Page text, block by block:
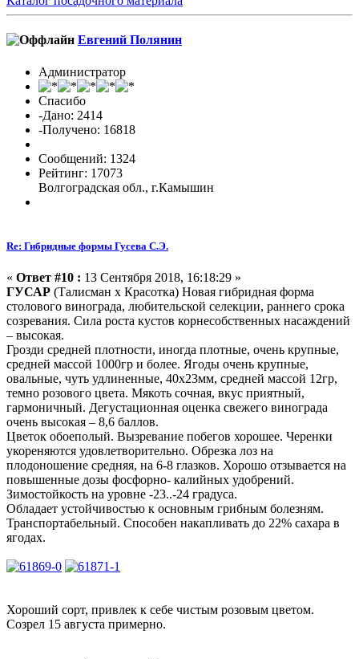
Евгений Полянин
Администратор
Спасибо
-Дано: 2414
-Получено: 16818
Сообщений: 1324
Рейтинг: 17073
Волгоградская обл., г.Камышин
Re: Гибридные формы Гусева С.Э.
« Ответ #10 : 13 Сентября 2018, 16:18:29 »
ГУСАР (Талисман х Красотка) Новая гибридная форма
столового винограда, любительской селекции, раннего срока
созревания. Сила роста кустов корнесобственных насаждений
– высокая.
Грозди средней плотности, иногда плотные, очень крупные,
средней массой 1000гр и более. Ягоды очень крупные,
овальные, чуть удлиненные, 40х23мм, средней массой 12гр,
темно розового цвета. Мякоть сочная, вкус приятный,
гармоничный. Дегустационная оценка свежего винограда
очень высокая – 8,6 баллов.
Цветок обоеполый. Вызревание побегов хорошее. Черенки
укореняются удовлетворительно. Обрезка лоз на
плодоношение средняя, на 6-8 глазков. Хорошо отзывается на
повышенные дозы фосфорно- калийных удобрений.
Зимостойкость на уровне -23..-24 градуса.
Обладает устойчивостью к основным грибным болезням.
Транспортабельный. Способен накапливать до 22% сахара в
ягодах.
Хороший сорт, привлек к себе чистым розовым цветом.
Созрел 15 августа примерно.